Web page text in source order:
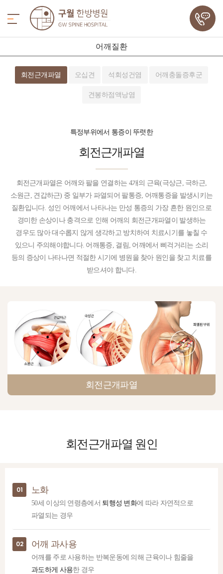
어깨질환
회전근개파열 오십견 석회성건염 어깨충돌증후군
견봉하점액낭염
특정부위에서 통증이 뚜렷한
회전근개파열
회전근개파열은 어깨와 팔을 연결하는 4개의 근육(극상근, 극하근,
소원근, 견갑하근) 중 일부가 파열되어 팔통증, 어깨통증을 발생시키는
질환입니다. 성인 어깨에서 나타나는 만성 통증의 가장 흔한 원인으로
경미한 손상이나 충격으로 인해 어깨의 회전근개파열이 발생하는
경우도 많아 대수롭지 않게 생각하고 방치하여 치료시기를 놓칠 수
있으니 주의해야합니다. 어깨통증, 결림, 어깨에서 삐걱거리는 소리
등의 증상이 나타나면 적절한 시기에 병원을 찾아 원인을 찾고 치료를
받으셔야 합니다.
회전근개파열
회전근개파열 원인
01 노화
50세 이상의 연령층에서 퇴행성 변화에 따라 자연적으로
파열되는 경우
02 어깨 과사용
어깨를 주로 사용하는 반복운동에 의해 근육이나 힘줄을
과도하게 사용한 경우